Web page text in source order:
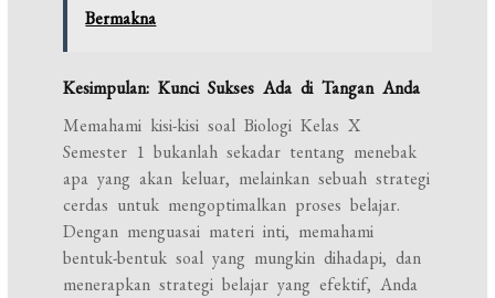
Bermakna
Kesimpulan: Kunci Sukses Ada di Tangan Anda
Memahami kisi-kisi soal Biologi Kelas X
Semester 1 bukanlah sekadar tentang menebak
apa yang akan keluar, melainkan sebuah strategi
cerdas untuk mengoptimalkan proses belajar.
Dengan menguasai materi inti, memahami
bentuk-bentuk soal yang mungkin dihadapi, dan
menerapkan strategi belajar yang efektif, Anda